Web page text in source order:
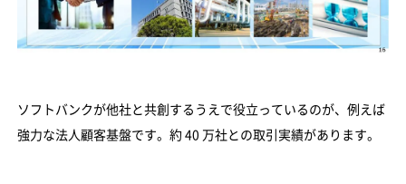
ソフトバンクが他社と共創するうえで役立っているのが、例えば
強力な法人顧客基盤です。約 40 万社との取引実績があります。